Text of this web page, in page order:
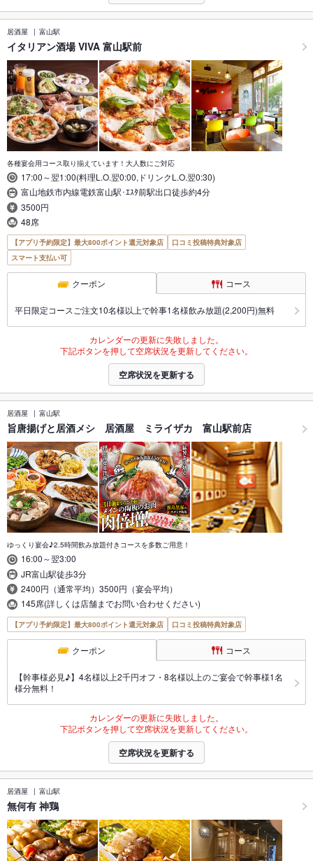
居酒屋 富山駅
イタリアン酒場 VIVA 富山駅前
各種宴会用コース取り揃えています！大人数にご対応
17:00～翌1:00(料理L.O.翌0:00,ドリンクL.O.翌0:30)
富山地鉄市内線電鉄富山駅･ｴｽﾀ前駅出口徒歩約4分
3500円
48席
【アプリ予約限定】最大800ポイント還元対象店
口コミ投稿特典対象店
スマート支払い可
クーポン コース
平日限定コースご注文10名様以上で幹事1名様飲み放題(2,200円)無料
カレンダーの更新に失敗しました。
下記ボタンを押して空席状況を更新してください。
空席状況を更新する
居酒屋 富山駅
旨唐揚げと居酒メシ 居酒屋 ミライザカ 富山駅前店
ゆっくり宴会♪2.5時間飲み放題付きコースを多数ご用意！
16:00～翌3:00
JR富山駅徒歩3分
2400円（通常平均）3500円（宴会平均）
145席(詳しくは店舗までお問い合わせください)
【アプリ予約限定】最大800ポイント還元対象店 口コミ投稿特典対象店
クーポン コース
【幹事様必見♪】4名様以上2千円オフ・8名様以上のご宴会で幹事様1名
様分無料！
カレンダーの更新に失敗しました。
下記ボタンを押して空席状況を更新してください。
空席状況を更新する
居酒屋 富山駅
無何有 神鶏